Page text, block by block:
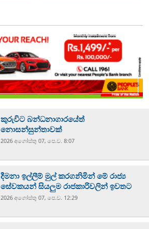
කුරුවිට බන්ධනාගාරයේත්
නොසන්සුන්තාවක්
2026 අගෝස්‍තු 07, පෙ.ව. 8:07
දීමනා ඉල්ලීම් මුල් කරගනිමින් මේ රාජ්‍ය
සේවකයන් සියලුම රාජකාරිවලින් ඉවතට
2026 අගෝස්‍තු 07, පෙ.ව. 12:29